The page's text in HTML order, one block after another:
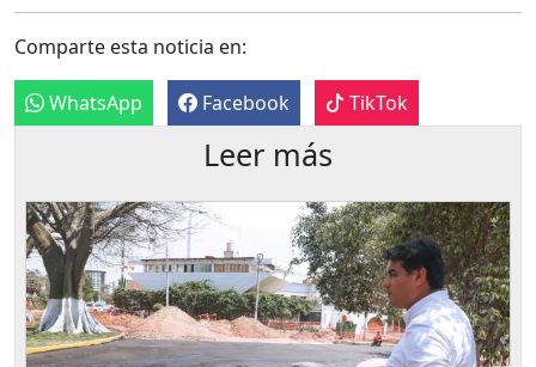
Comparte esta noticia en:
WhatsApp Facebook TikTok
Leer más